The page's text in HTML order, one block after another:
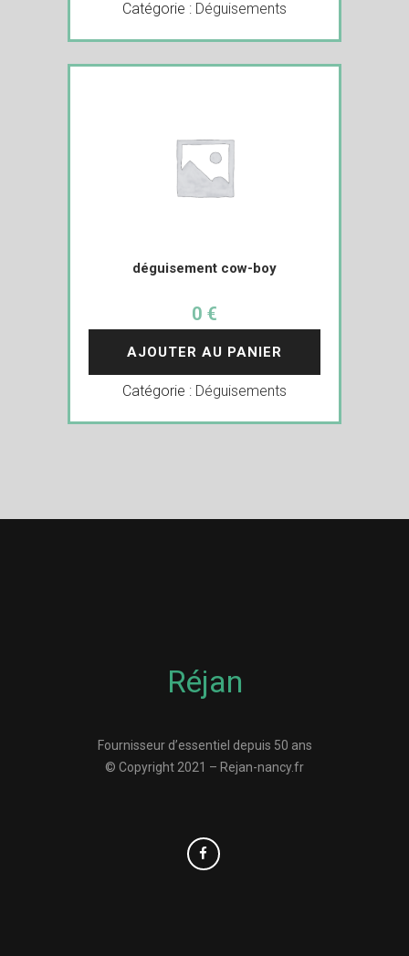
Catégorie : Déguisements
déguisement cow-boy
0 €
AJOUTER AU PANIER
Catégorie : Déguisements
Réjan
Fournisseur d’essentiel depuis 50 ans
© Copyright 2021 – Rejan-nancy.fr